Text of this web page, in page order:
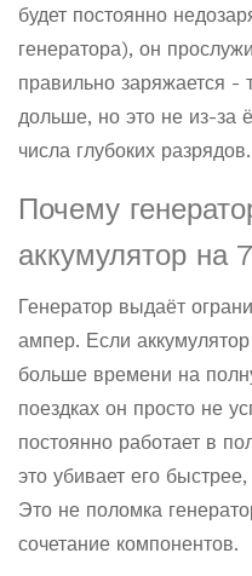
будет постоянно
генератора), он
правильно заряжается -
дольше, но это не из-за
числа глубоких разрядов.
Почему
аккумулятор на
Генератор выдаёт
ампер. Если
больше времени на
поездках он просто не
постоянно работает в
это убивает его
Это не поломка
сочетание компонентов.